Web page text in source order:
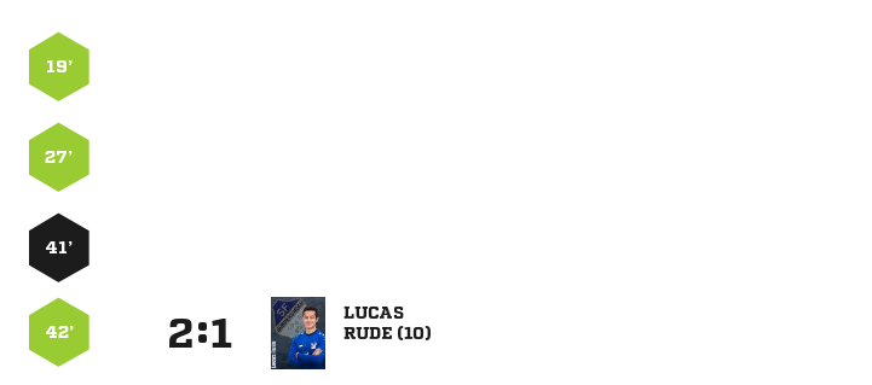
19’
27’
41’
42’ :

 